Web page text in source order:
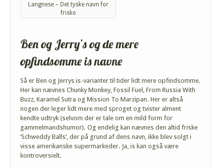
Langnese – Det tyske navn for
frisko
Ben og Jerry’s og de mere
opfindsomme is navne
Så er Ben og Jerrys is-varianter til tider lidt mere opfindsomme.
Her kan nævnes Chunky Monkey, Fossil Fuel, From Russia With
Buzz, Karamel Sutra og Mission To Marzipan. Her er altså
nogen der leger lidt mere med sproget og tvister alment
kendte udtryk (selvom der er tale om en mild form for
gammelmandshumor). Og endelig kan nævnes den altid friske
‘Schweddy Balls’, der på grund af dens navn, ikke blev solgt i
visse amerikanske supermarkeder. Ja, is kan også være
kontroversielt.